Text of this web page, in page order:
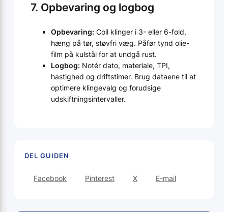
7. Opbevaring og logbog
Opbevaring: Coil klinger i 3- eller 6-fold,
hæng på tør, støvfri væg. Påfør tynd olie-
film på kulstål for at undgå rust.
Logbog: Notér dato, materiale, TPI,
hastighed og driftstimer. Brug dataene til at
optimere klingevalg og forudsige
udskiftningsintervaller.
DEL GUIDEN
Facebook Pinterest X E-mail